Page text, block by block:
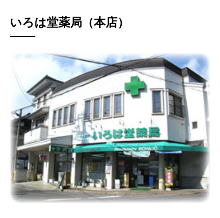
いろは堂薬局（本店）